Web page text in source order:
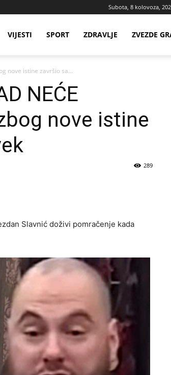
Subota, 8 kolovoza,
VIJESTI SPORT ZDRAVLJE ZVEZDE
nove istine završio sa...
NEĆE
nove istine
289
Slavnić doživi pomračenje kada